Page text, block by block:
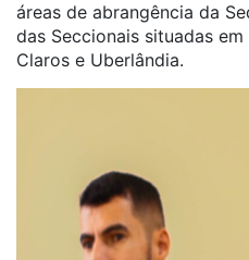
áreas de abrangência da
das Seccionais situadas
Claros e Uberlândia.